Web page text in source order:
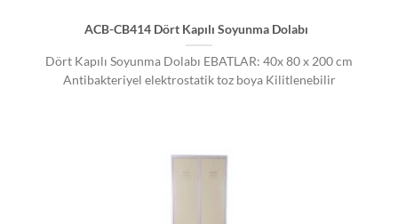
ACB-CB414 Dört Kapılı Soyunma Dolabı
Dört Kapılı Soyunma Dolabı EBATLAR: 40x 80 x 200 cm
Antibakteriyel elektrostatik toz boya Kilitlenebilir